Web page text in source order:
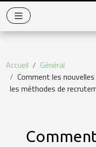
Accueil
Général
Comment les
les méthodes de